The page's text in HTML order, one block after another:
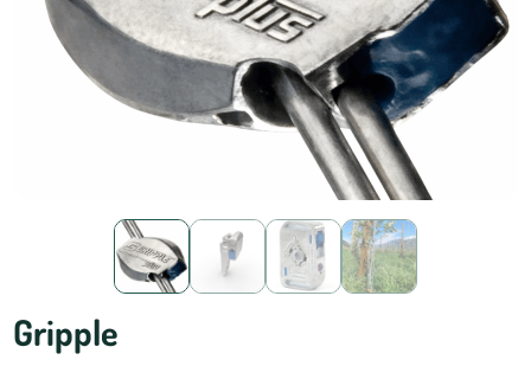
Gripple